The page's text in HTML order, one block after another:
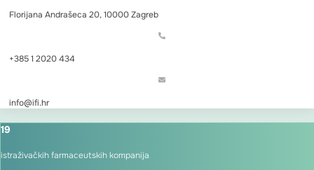
Florijana Andrašeca 20, 10000 Zagreb
+385 1 2020 434
info@ifi.hr
19
istraživačkih farmaceutskih kompanija